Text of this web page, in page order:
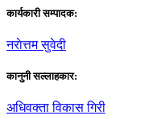
कार्यकारी सम्पादक:
नराेत्तम सुवेदी
कानुनी सल्लाहकार:
अधिवक्ता विकास गिरी